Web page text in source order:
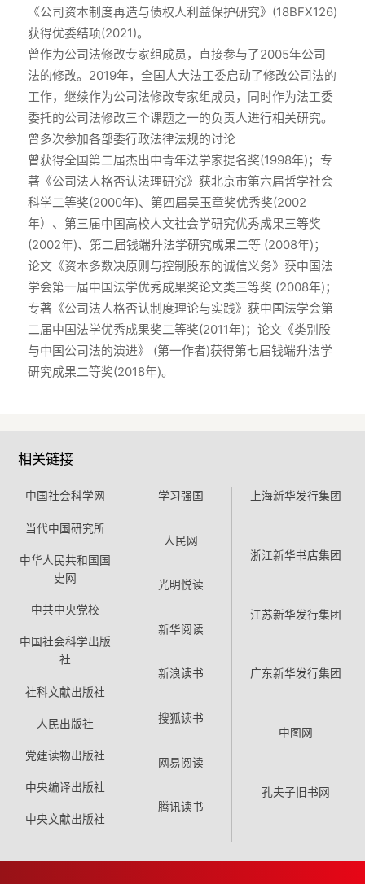
《公司资本制度再造与债权人利益保护研究》(18BFX126)
获得优委结项(2021)。
曾作为公司法修改专家组成员，直接参与了2005年公司
法的修改。2019年，全国人大法工委启动了修改公司法的
工作，继续作为公司法修改专家组成员，同时作为法工委
委托的公司法修改三个课题之一的负责人进行相关研究。
曾多次参加各部委行政法律法规的讨论
曾获得全国第二届杰出中青年法学家提名奖(1998年)；专
著《公司法人格否认法理研究》获北京市第六届哲学社会
科学二等奖(2000年)、第四届吴玉章奖优秀奖(2002
年）、第三届中国高校人文社会学研究优秀成果三等奖
(2002年)、第二届钱端升法学研究成果二等 (2008年)；
论文《资本多数决原则与控制股东的诚信义务》获中国法
学会第一届中国法学优秀成果奖论文类三等奖 (2008年)；
专著《公司法人格否认制度理论与实践》获中国法学会第
二届中国法学优秀成果奖二等奖(2011年)；论文《类别股
与中国公司法的演进》 (第一作者)获得第七届钱端升法学
研究成果二等奖(2018年)。
相关链接
中国社会科学网
当代中国研究所
中华人民共和国国
史网
中共中央党校
中国社会科学出版
社
社科文献出版社
人民出版社
党建读物出版社
中央编译出版社
中央文献出版社
学习强国
人民网
光明悦读
新华阅读
新浪读书
搜狐读书
网易阅读
腾讯读书
上海新华发行集团
浙江新华书店集团
江苏新华发行集团
广东新华发行集团
中图网
孔夫子旧书网